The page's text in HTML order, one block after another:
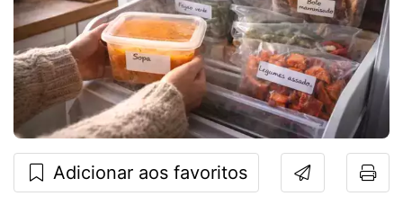
Adicionar aos favoritos